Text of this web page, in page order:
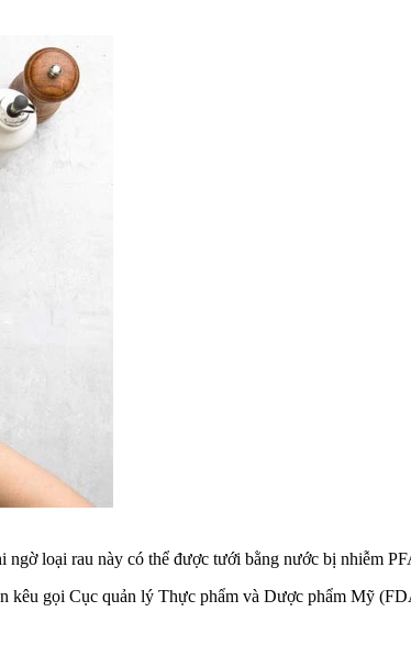
loại rau này có thể được tưới bằng nước bị nhiễm
kêu gọi Cục quản lý Thực phẩm và Dược phẩm Mỹ